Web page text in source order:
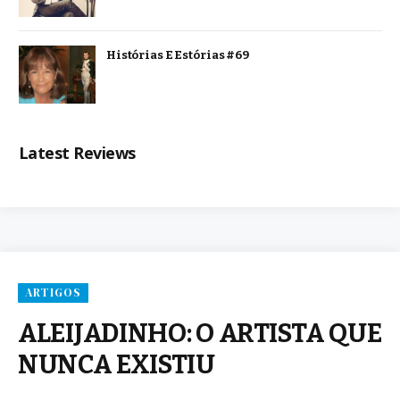
Histórias E Estórias #69
Latest Reviews
ARTIGOS
ALEIJADINHO: O ARTISTA QUE
NUNCA EXISTIU